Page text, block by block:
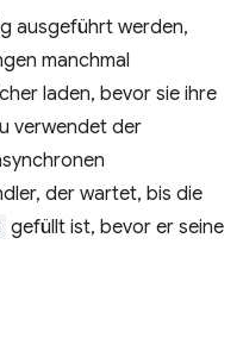
ausgeführt werden,
manchmal
laden, bevor sie ihre
verwendet der
der wartet, bis die
gefüllt ist, bevor er seine